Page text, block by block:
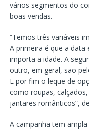
vários segmentos do
boas vendas.
“Temos três variáveis
A primeira é que a data
importa a idade. A
outro, em geral, são
E por fim o leque de
como roupas,
jantares românticos”,
A campanha tem